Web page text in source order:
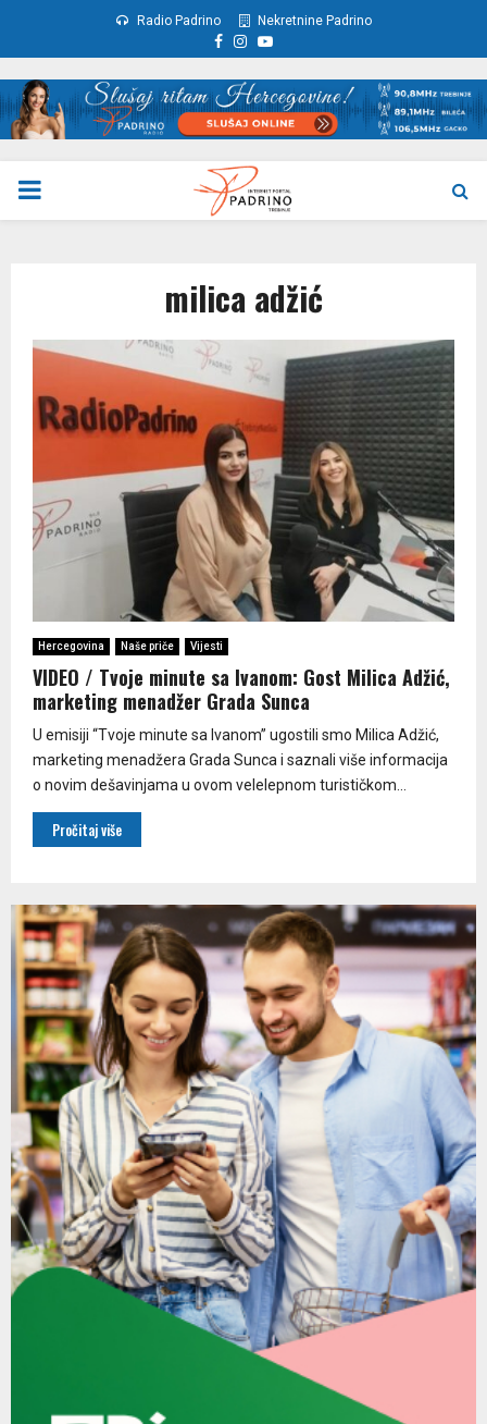
Radio Padrino Nekretnine Padrino
Facebook
Instagram
Youtube
PRIMARY
milica adžić
Hercegovina Naše priče Vijesti
VIDEO / Tvoje minute sa Ivanom: Gost Milica Adžić,
marketing menadžer Grada Sunca
U emisiji “Tvoje minute sa Ivanom” ugostili smo Milica Adžić,
marketing menadžera Grada Sunca i saznali više informacija
o novim dešavinjama u ovom velelepnom turističkom...
Pročitaj više